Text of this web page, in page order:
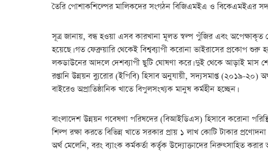
তৈরি পোশাকশিল্পের মালিকদের সংগঠন বিজিএমইএ ও বিকেএমইএর
সূত্র জানায়, বন্ধ হওয়া এসব কারখানা মূলত স্বল্প পুঁজির এবং
হয়েছে। গত ফেব্রুয়ারি থেকেই বিশ্বব্যাপী করোনা ভাইরাসের প্রকোপ
লকডাউনের আদলে দেশব্যাপী ছুটি ঘোষণা করে। দুই থেকে আড়াই মাস
রপ্তানি উন্নয়ন ব্যুরোর (ইপিবি) হিসাব অনুযায়ী, সদ্যসমাপ্ত (২০১৯-২০)
বাইরেও অপ্রাতিষ্ঠানিক খাতে বিপুলসংখ্যক মানুষ কর্মহীন হচ্ছেন।
বাংলাদেশ উন্নয়ন গবেষণা পরিষদের (বিআইডিএস) হিসাবে করোনা
শিল্প রক্ষা করতে বিভিন্ন খাতে সরকার প্রায় ১ লাখ কোটি টাকার
অর্থ মেলেনি, বরং ব্যাংক কর্মকর্তা কর্তৃক উদ্যোক্তাদের নিরুত্সাহিত